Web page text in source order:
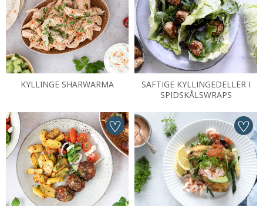
KYLLINGE SHARWARMA
SAFTIGE KYLLINGEDELLER I
SPIDSKÅLSWRAPS